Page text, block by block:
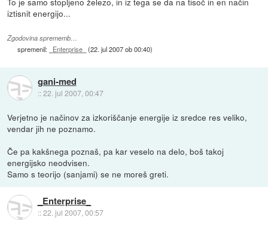
iztisnit energijo...
Zgodovina sprememb…
spremenil: _Enterprise_ (22. jul 2007 ob 00:40)
gani-med
::22. jul 2007, 00:47
Verjetno je načinov za izkoriščanje energije iz sredce res veliko,
vendar jih ne poznamo.
Če pa kakšnega poznaš, pa kar veselo na delo, boš takoj
energijsko neodvisen.
Samo s teorijo (sanjami) se ne moreš greti.
_Enterprise_
::22. jul 2007, 00:57